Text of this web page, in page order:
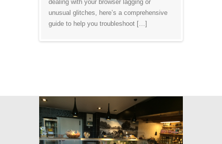
dealing with your browser lagging or
unusual glitches, here’s a comprehensive
guide to help you troubleshoot […]